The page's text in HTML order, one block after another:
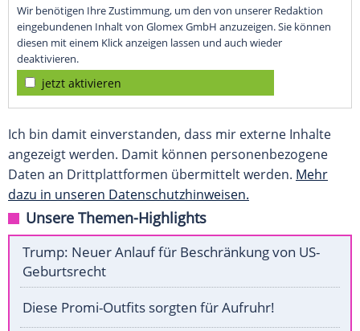
Wir benötigen Ihre Zustimmung, um den von unserer Redaktion
eingebundenen Inhalt von Glomex GmbH anzuzeigen. Sie können
diesen mit einem Klick anzeigen lassen und auch wieder
deaktivieren.
jetzt aktivieren
Ich bin damit einverstanden, dass mir externe Inhalte
angezeigt werden. Damit können personenbezogene
Daten an Drittplattformen übermittelt werden. Mehr
dazu in unseren Datenschutzhinweisen.
Unsere Themen-Highlights
Trump: Neuer Anlauf für Beschränkung von US-
Geburtsrecht
Diese Promi-Outfits sorgten für Aufruhr!